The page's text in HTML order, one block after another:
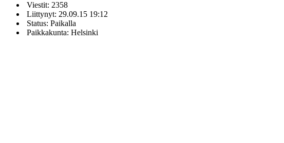
Viestit: 2358
Liittynyt: 29.09.15 19:12
Status: Paikalla
Paikkakunta: Helsinki